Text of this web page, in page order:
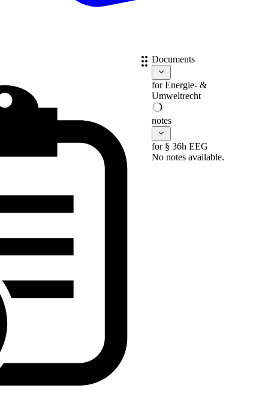
Documents
forEnergie- &
Umweltrecht
notes
for § 36h EEG
No notes available.